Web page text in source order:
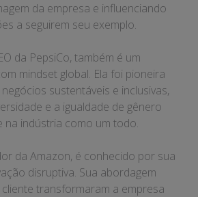
da empresa e influenciando
a seguirem seu exemplo.
da PepsiCo, também é um
mindset global. Ela foi pioneira
sustentáveis e inclusivas,
e a igualdade de gênero
na indústria como um todo.
da Amazon, é conhecido por sua
disruptiva. Sua abordagem
transformaram a empresa